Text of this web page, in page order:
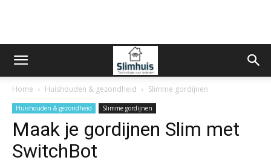
Home Huishouden & gezondheid Slimme gordijnen
Huishouden & gezondheid Slimme gordijnen
Maak je gordijnen Slim met
SwitchBot